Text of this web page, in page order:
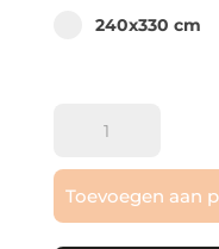
240x330 cm
240x330 cm
|
Metral
aantal
Toevoegen aan